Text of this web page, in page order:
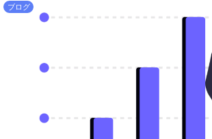
ブログ